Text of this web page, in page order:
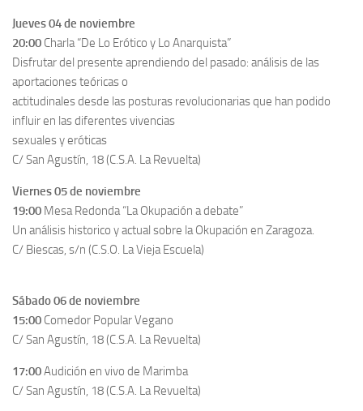
Jueves 04 de noviembre
20:00 Charla “De Lo Erótico y Lo Anarquista”
Disfrutar del presente aprendiendo del pasado: análisis de las
aportaciones teóricas o
actitudinales desde las posturas revolucionarias que han podido
influir en las diferentes vivencias
sexuales y eróticas
C/ San Agustín, 18 (C.S.A. La Revuelta)
Viernes 05 de noviembre
19:00 Mesa Redonda “La Okupación a debate”
Un análisis historico y actual sobre la Okupación en Zaragoza.
C/ Biescas, s/n (C.S.O. La Vieja Escuela)
Sábado 06 de noviembre
15:00 Comedor Popular Vegano
C/ San Agustín, 18 (C.S.A. La Revuelta)
17:00Audición en vivo de Marimba
C/ San Agustín, 18 (C.S.A. La Revuelta)